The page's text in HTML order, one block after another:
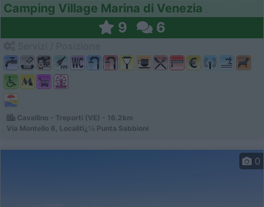
Camping Village Marina di Venezia
9 6
Cavallino - Treporti (VE) - 16.2km
Via Montello 6, Localitï¿½ Punta Sabbioni
0